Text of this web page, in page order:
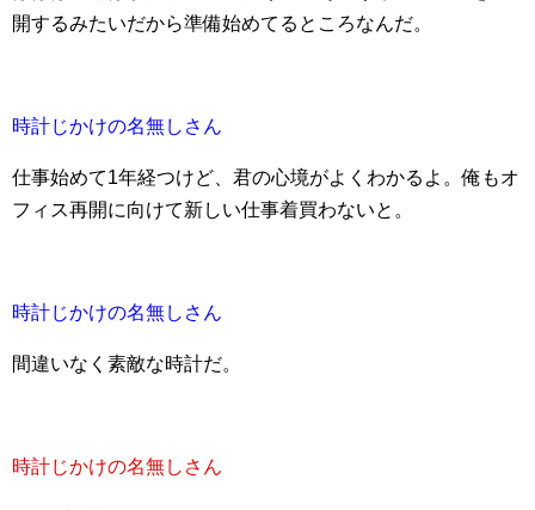
開するみたいだから準備始めてるところなんだ。
時計じかけの名無しさん
仕事始めて1年経つけど、君の心境がよくわかるよ。俺もオ
フィス再開に向けて新しい仕事着買わないと。
時計じかけの名無しさん
間違いなく素敵な時計だ。
時計じかけの名無しさん